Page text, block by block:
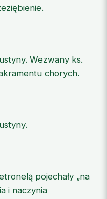
Wezwany ks.
chorych.
pojechały „na
i naczynia